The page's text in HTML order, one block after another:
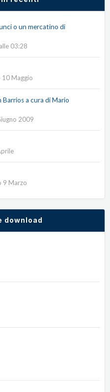
o un mercatino di
03:28
10 Maggio
a cura di Mario
2009
9 Marzo
download